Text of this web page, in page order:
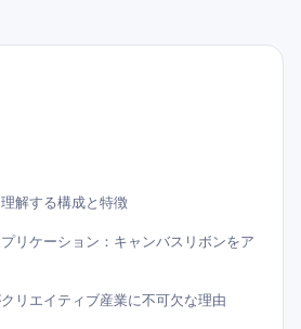
解する構成と特徴
リケーション：キャンバスリボンをア
リエイティブ産業に不可欠な理由